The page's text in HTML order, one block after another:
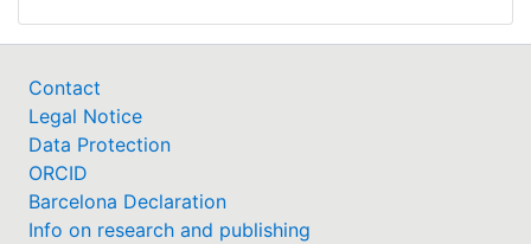
Contact
Legal Notice
Data Protection
ORCID
Barcelona Declaration
Info on research and publishing